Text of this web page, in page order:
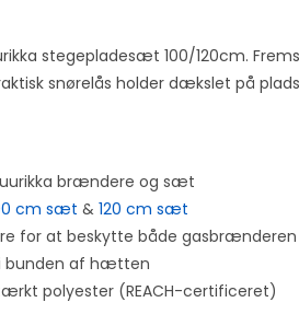
stegepladesæt 100/120cm.
snørelås holder dækslet på
brændere og sæt
cm sæt & 120 cm sæt
for at beskytte både
bunden af ​​hætten
polyester (REACH-certificeret)